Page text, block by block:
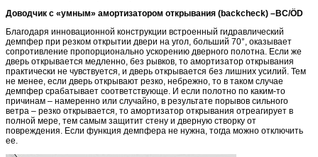
Доводчик с «умным» амортизатором открывания (backcheck) –BC/ÖD
Благодаря инновационной конструкции встроенный гидравлический
демпфер при резком открытии двери на угол, больший 70°, оказывает
сопротивление пропорционально ускорению дверного полотна. Если же
дверь открывается медленно, без рывков, то амортизатор открывания
практически не чувствуется, и дверь открывается без лишних усилий. Тем
не менее, если дверь открывают резко, небрежно, то в таком случае
демпфер срабатывает соответствующе. И если полотно по каким-то
причинам – намеренно или случайно, в результате порывов сильного
ветра – резко открывается, то амортизатор открывания отреагирует в
полной мере, тем самым защитит стену и дверную створку от
повреждения. Если функция демпфера не нужна, тогда можно отключить
ее.